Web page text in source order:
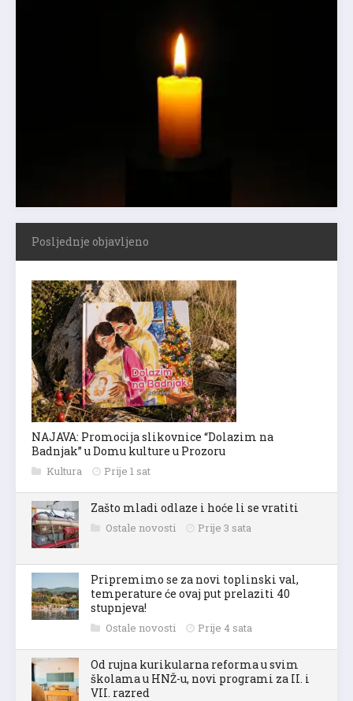
Posljednje objavljeno
NAJAVA: Promocija slikovnice “Dolazim na
Badnjak” u Domu kulture u Prozoru
Kultura Prije 1 sat
Zašto mladi odlaze i hoće li se vratiti
Ostale novosti Prije 3 sata
Pripremimo se za novi toplinski val,
temperature će ovaj put prelaziti 40
stupnjeva!
Ostale novosti Prije 4 sata
Od rujna kurikularna reforma u svim
školama u HNŽ-u, novi programi za II. i
VII. razred